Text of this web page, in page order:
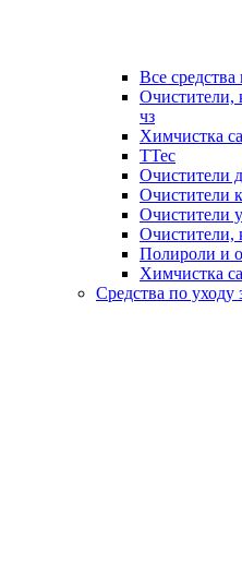
Все
Очистители,
чз
Химчистка
TTec
Очистители
Очистители
Очистители
Очистители,
Полироли и
Химчистка
Средства по уходу